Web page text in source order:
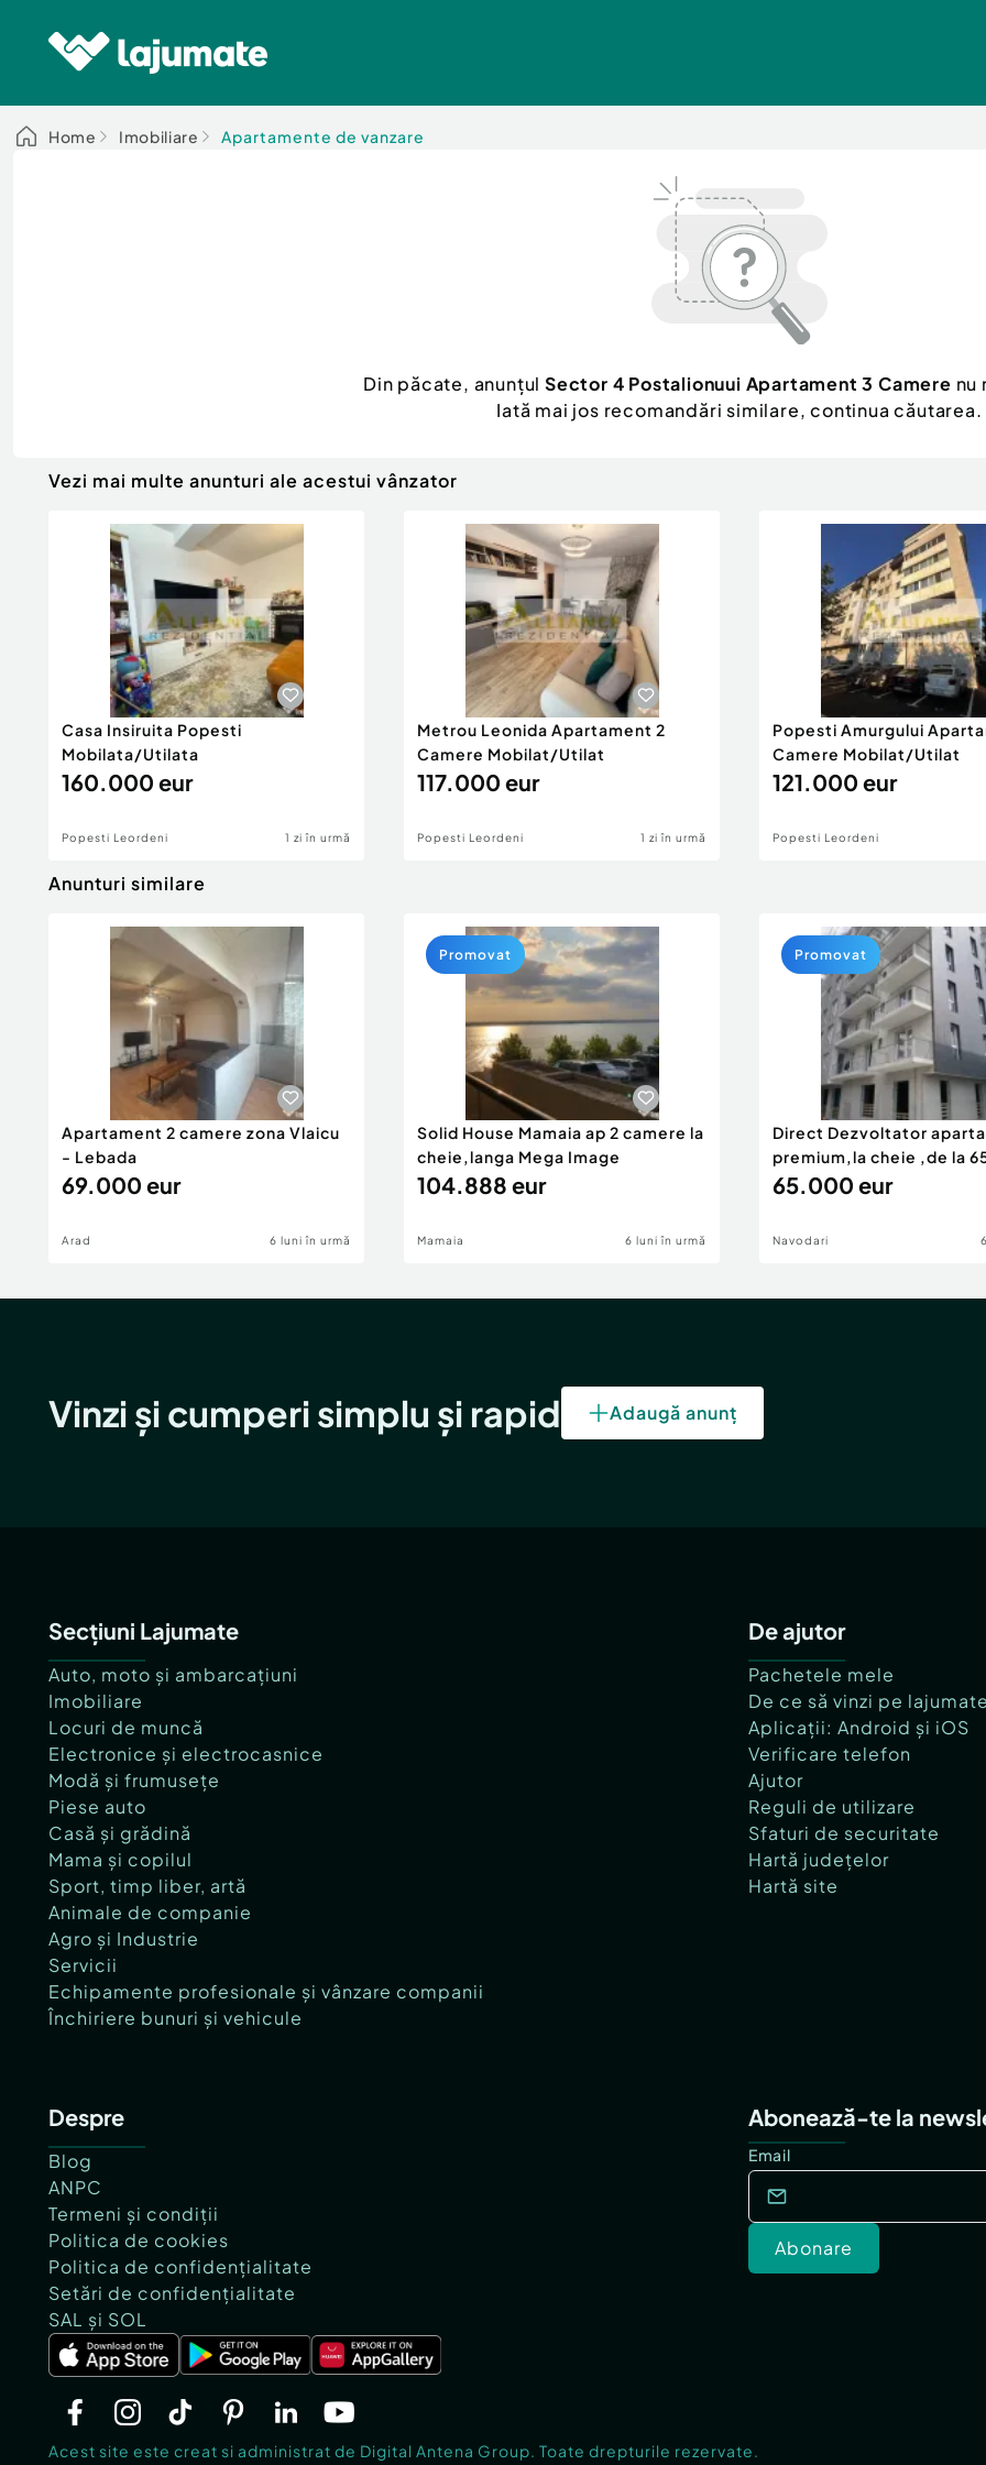
Home Imobiliare Apartamente de vanzare
Din păcate, anunțul Sector 4 Postalionuui Apartament 3 Camere nu
Iată mai jos recomandări similare, continua căutarea.
Vezi mai multe anunturi ale acestui vânzator
Casa Insiruita Popesti
Mobilata/Utilata
160.000 eur
Popesti Leordeni 1 zi în urmă
Metrou Leonida Apartament 2
Camere Mobilat/Utilat
117.000 eur
Popesti Leordeni 1 zi în urmă
Popesti Amurgului
Camere Mobilat/Utilat
121.000 eur
Popesti Leordeni
Anunturi similare
Apartament 2 camere zona Vlaicu
- Lebada
69.000 eur
Arad 6 luni în urmă
Solid House Mamaia ap 2 camere la
cheie,langa Mega Image
104.888 eur
Mamaia 6 luni în urmă
Promovat
Direct Dezvoltator
premium,la cheie ,de la
eur
65.000 eur
Navodari
Promovat
Vinzi și cumperi simplu și rapid Adaugă anunț
Secțiuni Lajumate
Auto, moto și ambarcațiuni
Imobiliare
Locuri de muncă
Electronice și electrocasnice
Modă și frumusețe
Piese auto
Casă și grădină
Mama și copilul
Sport, timp liber, artă
Animale de companie
Agro și Industrie
Servicii
Echipamente profesionale și vânzare companii
Închiriere bunuri și vehicule
De ajutor
Pachetele mele
De ce să vinzi pe
Aplicații: Android și iOS
Verificare telefon
Ajutor
Reguli de utilizare
Sfaturi de securitate
Hartă județelor
Hartă site
Despre
Blog
ANPC
Termeni și condiții
Politica de cookies
Politica de confidențialitate
Setări de confidențialitate
SAL și SOL
Abonează-te la
Email
Abonare
Acest site este creat si administrat de Digital Antena Group. Toate drepturile rezervate.